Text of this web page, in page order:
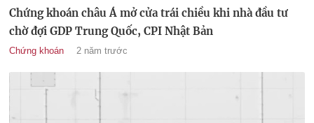
Chứng khoán châu Á mở cửa trái chiều khi nhà đầu tư
chờ đợi GDP Trung Quốc, CPI Nhật Bản
Chứng khoán 2 năm trước